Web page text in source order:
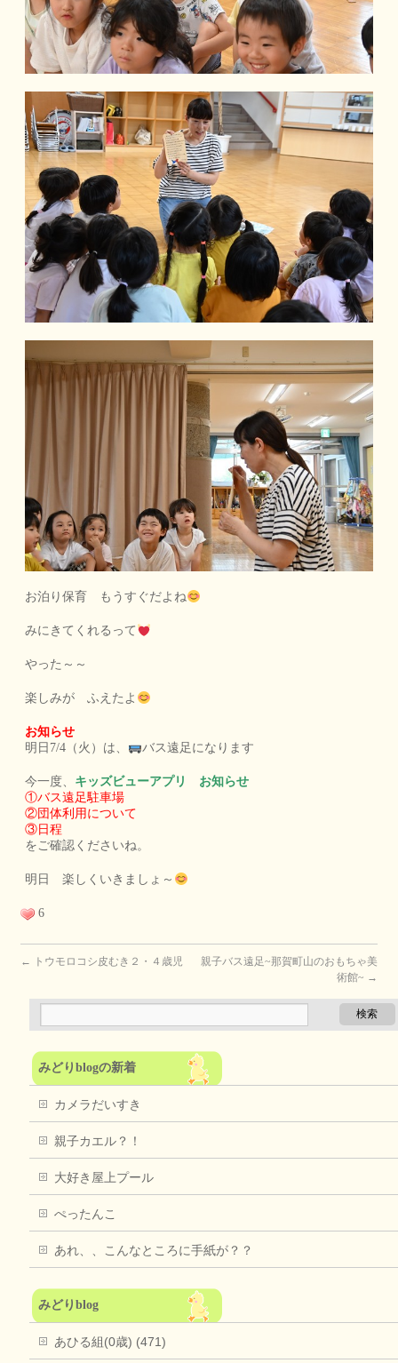
お泊り保育 もうすぐだよね
みにきてくれるって
やった～～
楽しみが ふえたよ
お知らせ
明日7/4（火）は、
バス遠足になります
今一度、 キッズビューアプリ お知らせ
①バス遠足駐車場
②団体利用について
③日程
をご確認くださいね。
明日 楽しくいきましょ～
6
← トウモロコシ皮むき２・４歳児
親子バス遠足~那賀町山のおもちゃ美
術館~ →
みどりblogの新着
カメラだいすき
親子カエル？！
大好き屋上プール
ぺったんこ
あれ、、こんなところに手紙が？？
みどりblog
あひる組(0歳) (471)